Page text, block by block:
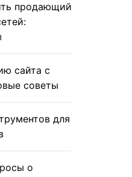
продающий
сайта с
советы
для
о